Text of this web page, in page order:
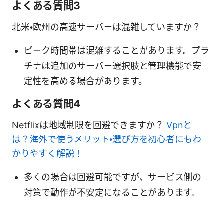
よくある質問3
北米・欧州の高速サーバーは混雑していますか？
ピーク時間帯は混雑することがあります。プラ
チナは追加のサーバー選択肢と管理機能で安
定性を高める場合があります。
よくある質問4
Netflixは地域制限を回避できますか？ Vpnと
は？海外で使うメリット・選び方を初心者にもわ
かりやすく解説！
多くの場合は回避可能ですが、サービス側の
対策で動作が不安定になることがあります。